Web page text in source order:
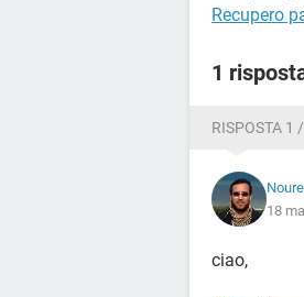
Recupero
1
RISPOSTA 1
18
ciao,